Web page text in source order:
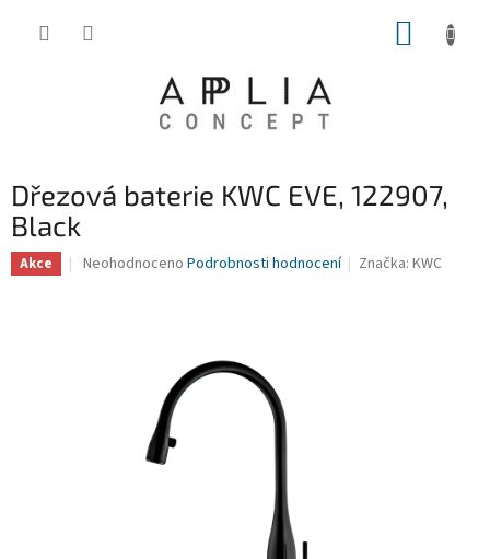
Dřezová baterie KWC EVE, 122907,
Black
Akce
Průměrné
Neohodnoceno Podrobnosti hodnocení Značka:KWC